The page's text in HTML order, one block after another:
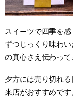
スイーツで四季を
ずつじっくり味わ
の真心さえ伝わって
夕方には売り切れ
来店がおすすめで